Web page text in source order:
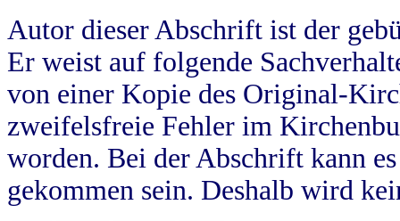
Autor dieser Abschrift ist der
Er weist auf folgende
von einer Kopie des Original-
zweifelsfreie Fehler im
worden. Bei der Abschrift kann
gekommen sein. Deshalb wird